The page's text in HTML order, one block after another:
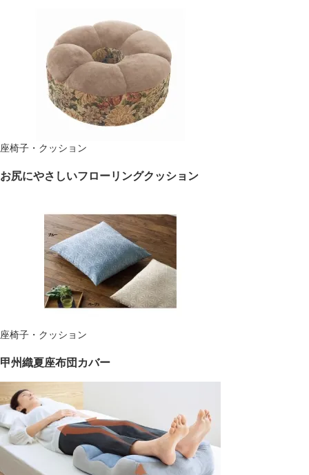
座椅子・クッション
お尻にやさしいフローリングクッション
座椅子・クッション
甲州織夏座布団カバー